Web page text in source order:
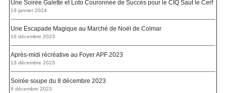
Une Soirée Galette et Loto Couronnée de Succès pour le CIQ Saut le Cerf
19 janvier 2024
Une Escapade Magique au Marché de Noël de Colmar
16 décembre 2023
Après-midi récréative au Foyer APF 2023
13 décembre 2023
Soirée soupe du 8 décembre 2023
9 décembre 2023